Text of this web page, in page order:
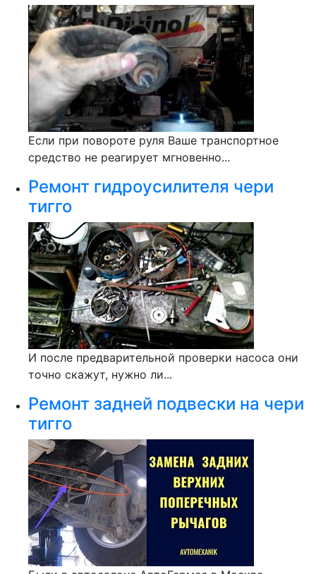
Если при повороте руля Ваше транспортное
средство не реагирует мгновенно...
Ремонт гидроусилителя чери
тигго
И после предварительной проверки насоса они
точно скажут, нужно ли...
Ремонт задней подвески на чери
тигго